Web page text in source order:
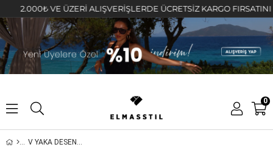
2.000₺ VE ÜZERİ ALIŞVERİŞLERDE ÜCRETSİZ KARGO FIRSATINI
0
V YAKA DESENLİ CROP